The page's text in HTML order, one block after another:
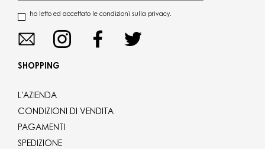
ho letto ed accettato le condizioni sulla privacy.
SHOPPING
L'AZIENDA
CONDIZIONI DI VENDITA
PAGAMENTI
SPEDIZIONE